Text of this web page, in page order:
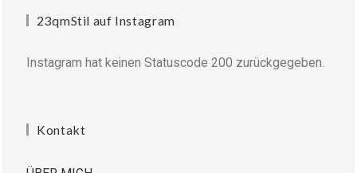
23qmStil auf Instagram
Instagram hat keinen Statuscode 200 zurückgegeben.
Kontakt